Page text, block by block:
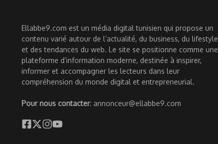
Ellabbe9.com est un média digital tunisien qui propose un
contenu varié autour de l’actualité, du business, du lifestyle
et des tendances du web. Le site se positionne comme une
plateforme d’information moderne, destinée à inspirer,
informer et accompagner les lecteurs dans leur
compréhension du monde digital et entrepreneurial.
Pour nous contacter: annonceur@ellabbe9.com